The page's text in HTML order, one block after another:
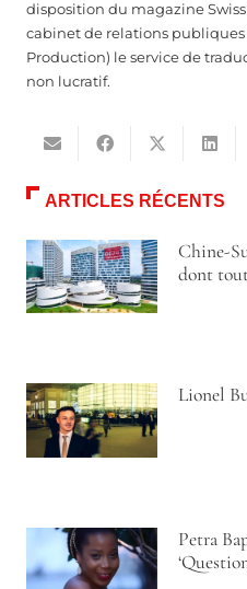
disposition du magazine
cabinet de relations publiques
Production) le service de
non lucratif.
ARTICLES RÉCENTS
Chine-
dont
Lionel
Petra